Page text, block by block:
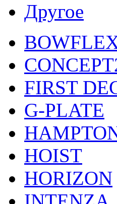
Другое
FIRST
G-PLATE
HOIST
HORIZON